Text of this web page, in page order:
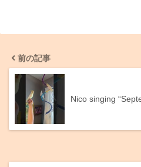
前の記事
Nico singing